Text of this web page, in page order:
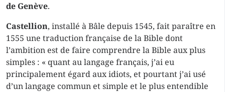
de Genève.
Castellion, installé à Bâle depuis 1545, fait paraître en
1555 une traduction française de la Bible dont
l’ambition est de faire comprendre la Bible aux plus
simples : « quant au langage français, j’ai eu
principalement égard aux idiots, et pourtant j’ai usé
d’un langage commun et simple et le plus entendible